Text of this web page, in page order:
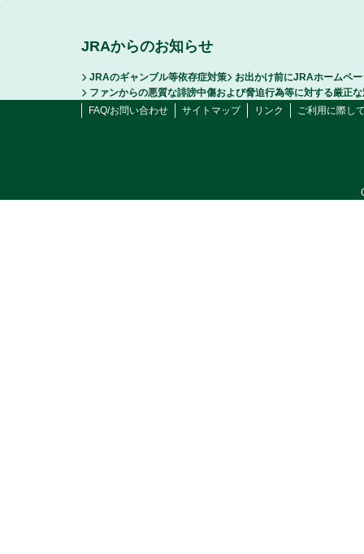
JRAからのお知らせ
JRAのギャンブル等依存症対策
お出かけ前にJRAホームペ
ファンからの悪質な誹謗中傷および脅迫行為等に対する厳正
FAQ/お問い合わせ
サイトマップ リンク ご利用に際し